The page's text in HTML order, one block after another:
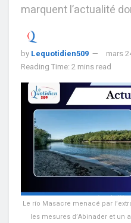
marquent l’actualité
by Lequotidien509
mars
Reading Time: 2 mins read
Le río Masacre menacé par
les mesures d’Abinader et